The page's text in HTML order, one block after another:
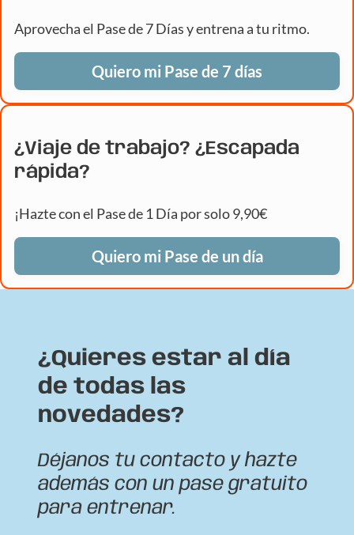
Aprovecha el Pase de 7 Días y entrena a tu ritmo.
Quiero mi Pase de 7 días
¿Viaje de trabajo? ¿Escapada
rápida?
¡Hazte con el Pase de 1 Día por solo 9,90€
Quiero mi Pase de un día
¿Quieres estar al día
de todas las
novedades?
Déjanos tu contacto y hazte
además con un pase gratuito
para entrenar.